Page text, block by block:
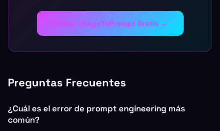
Probar ImageToPrompt Gratis →
Preguntas Frecuentes
¿Cuál es el error de prompt engineering más
común?